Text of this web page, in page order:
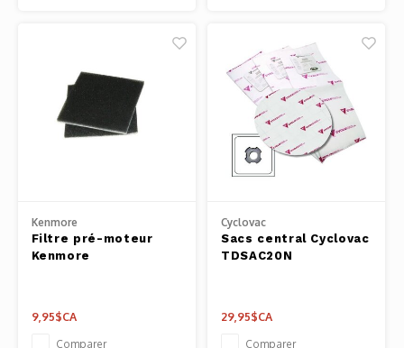
Kenmore
Filtre pré-moteur
Kenmore
9,95$CA
Comparer
Cyclovac
Sacs central Cyclovac
TDSAC20N
29,95$CA
Comparer